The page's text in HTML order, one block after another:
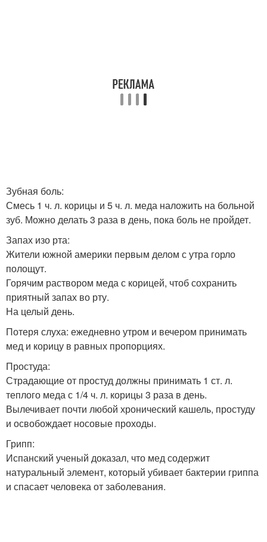
Зубная боль:
Смесь 1 ч. л. корицы и 5 ч. л. меда наложить на больной
зуб. Можно делать 3 раза в день, пока боль не пройдет.
Запах изо рта:
Жители южной америки первым делом с утра горло
полощут.
Горячим раствором меда с корицей, чтоб сохранить
приятный запах во рту.
На целый день.
Потеря слуха: ежедневно утром и вечером принимать
мед и корицу в равных пропорциях.
Простуда:
Страдающие от простуд должны принимать 1 ст. л.
теплого меда с 1/4 ч. л. корицы 3 раза в день.
Вылечивает почти любой хронический кашель, простуду
и освобождает носовые проходы.
Грипп:
Испанский ученый доказал, что мед содержит
натуральный элемент, который убивает бактерии гриппа
и спасает человека от заболевания.